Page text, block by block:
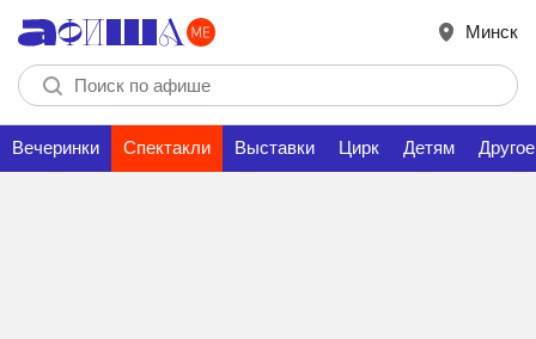
Минск
Вечеринки Спектакли Выставки Цирк Детям Другое